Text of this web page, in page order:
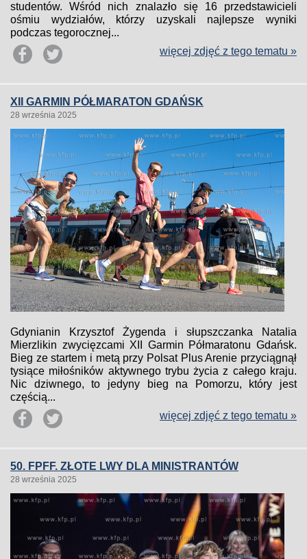
studentów. Wśród nich znalazło się 16 przedstawicieli
ośmiu wydziałów, którzy uzyskali najlepsze wyniki
podczas tegorocznej...
więcej zdjęć z tego tematu »
XII GARMIN PÓŁMARATON GDAŃSK
28 września 2025
Gdynianin Krzysztof Żygenda i słupszczanka Natalia
Mierzlikin zwycięzcami XII Garmin Półmaratonu Gdańsk.
Bieg ze startem i metą przy Polsat Plus Arenie przyciągnął
tysiące miłośników aktywnego trybu życia z całego kraju.
Nic dziwnego, to jedyny bieg na Pomorzu, który jest
częścią...
więcej zdjęć z tego tematu »
50. FPFF. ZŁOTE LWY DLA MINISTRANTÓW
28 września 2025